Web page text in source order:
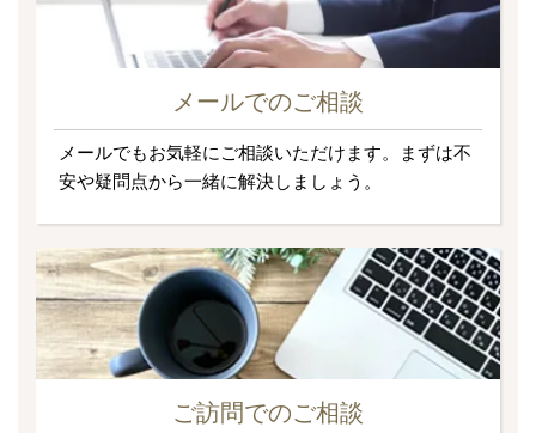
メールでのご相談
メールでもお気軽にご相談いただけます。まずは不
安や疑問点から一緒に解決しましょう。
ご訪問でのご相談